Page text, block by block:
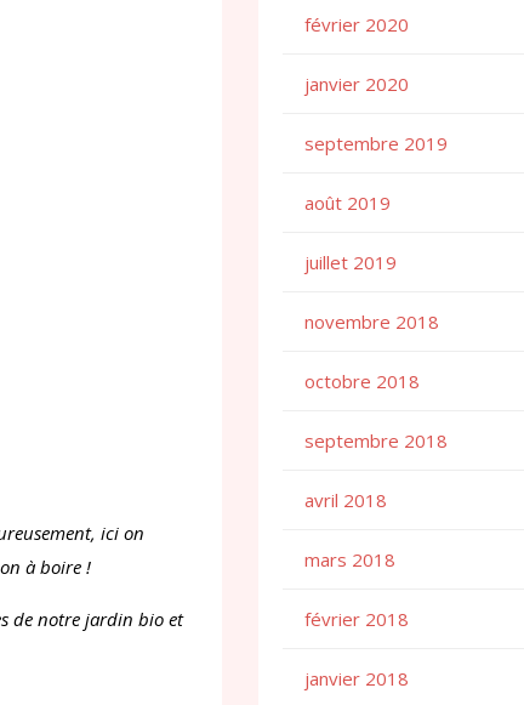
ici on
à boire !
de notre jardin bio et
février 2020
janvier 2020
septembre 2019
août 2019
juillet 2019
novembre 2018
octobre 2018
septembre 2018
avril 2018
mars 2018
février 2018
janvier 2018